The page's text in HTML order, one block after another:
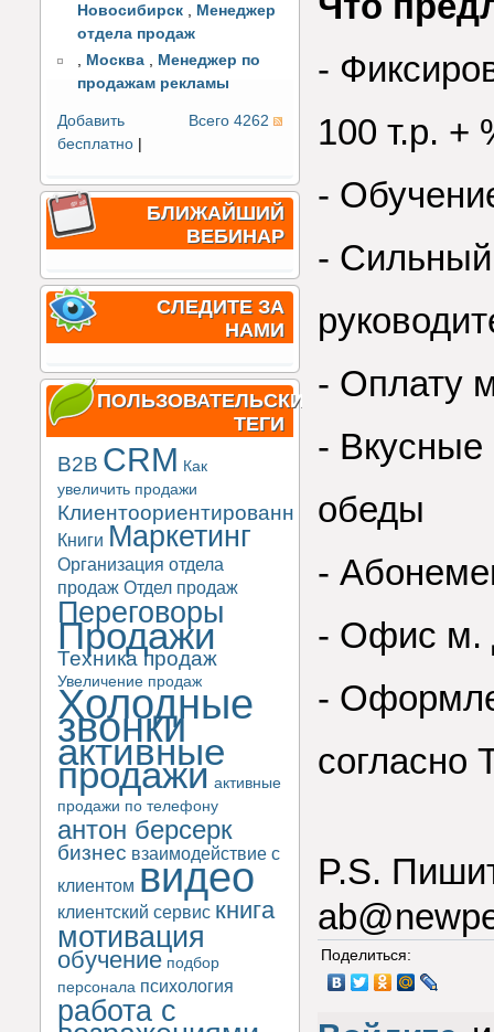
Новосибирск , Менеджер
отдела продаж
, Москва , Менеджер по
продажам рекламы
Всего 4262
Добавить
бесплатно
БЛИЖАЙШИЙ
ВЕБИНАР
СЛЕДИТЕ ЗА
НАМИ
ПОЛЬЗОВАТЕЛЬСКИЕ
ТЕГИ
B2B CRM Как
увеличить продажи
Клиентоориентированность
Книги Маркетинг
Организация отдела
продаж Отдел продаж
Переговоры
Продажи
Техника продаж
Увеличение продаж
Холодные
звонки
активные
продажи активные
продажи по телефону
антон берсерк
бизнес взаимодействие с
клиентом видео
клиентский сервис книга
мотивация
обучение подбор
персонала психология
работа с
-
100 т.р. +
-
-
- Оплату
- Вкусные
обеды
-
- Офис м.
-
согласно
P.S.
Поделиться: